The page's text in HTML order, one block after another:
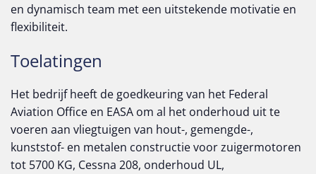
en dynamisch team met een uitstekende motivatie en
flexibiliteit.
Toelatingen
Het bedrijf heeft de goedkeuring van het Federal
Aviation Office en EASA om al het onderhoud uit te
voeren aan vliegtuigen van hout-, gemengde-,
kunststof- en metalen constructie voor zuigermotoren
tot 5700 KG, Cessna 208, onderhoud UL,